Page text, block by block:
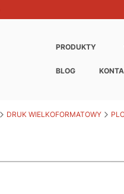
PRODUKTY
BLOG
DRUK WIELKOFORMATOWY